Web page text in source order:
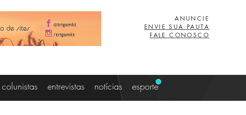
ANUNCIE
ENVIE SUA PAUTA
FALE CONOSCO
colunistas entrevistas notícias esporte